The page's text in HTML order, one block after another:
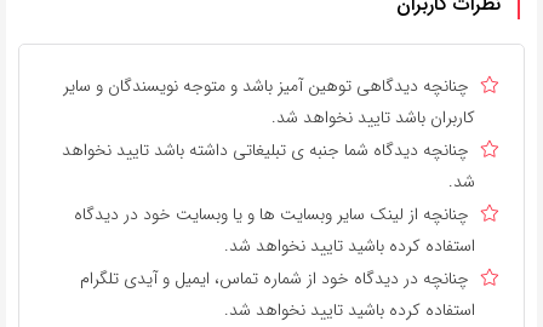
چنانچه دیدگاهی توهین آمیز باشد و متوجه نویسندگان و سایر
کاربران باشد تایید نخواهد شد.
چنانچه دیدگاه شما جنبه ی تبلیغاتی داشته باشد تایید نخواهد
شد.
چنانچه از لینک سایر وبسایت ها و یا وبسایت خود در دیدگاه
استفاده کرده باشید تایید نخواهد شد.
چنانچه در دیدگاه خود از شماره تماس، ایمیل و آیدی تلگرام
استفاده کرده باشید تایید نخواهد شد.